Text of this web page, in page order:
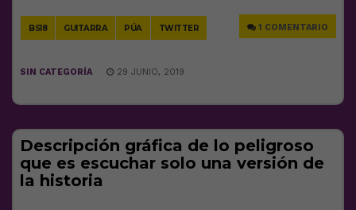
BS18 GUITARRA PÚA TWITTER 1 COMENTARIO
SIN CATEGORÍA 29 JUNIO, 2019
Descripción gráfica de lo peligroso
que es escuchar solo una versión de
la historia